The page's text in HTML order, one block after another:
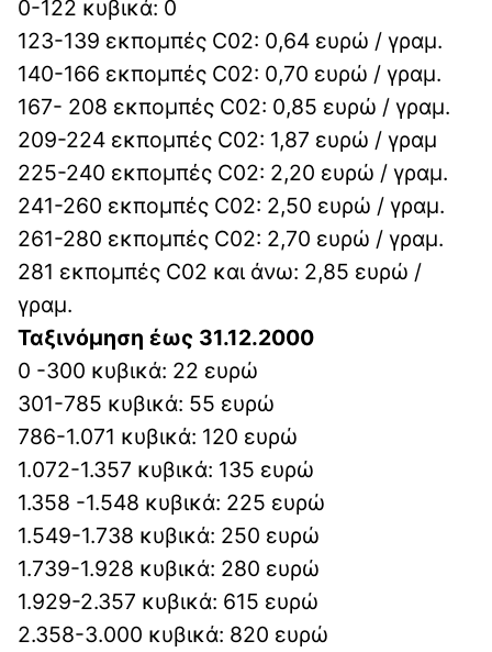
0-122 κυβικά: 0
123-139 εκπομπές C02: 0,64 ευρώ / γραμ.
140-166 εκπομπές C02: 0,70 ευρώ / γραμ.
167- 208 εκπομπές C02: 0,85 ευρώ / γραμ.
209-224 εκπομπές C02: 1,87 ευρώ / γραμ
225-240 εκπομπές C02: 2,20 ευρώ / γραμ.
241-260 εκπομπές C02: 2,50 ευρώ / γραμ.
261-280 εκπομπές C02: 2,70 ευρώ / γραμ.
281 εκπομπές C02 και άνω: 2,85 ευρώ /
γραμ.
Ταξινόμηση έως 31.12.2000
0 -300 κυβικά: 22 ευρώ
301-785 κυβικά: 55 ευρώ
786-1.071 κυβικά: 120 ευρώ
1.072-1.357 κυβικά: 135 ευρώ
1.358 -1.548 κυβικά: 225 ευρώ
1.549-1.738 κυβικά: 250 ευρώ
1.739-1.928 κυβικά: 280 ευρώ
1.929-2.357 κυβικά: 615 ευρώ
2.358-3.000 κυβικά: 820 ευρώ